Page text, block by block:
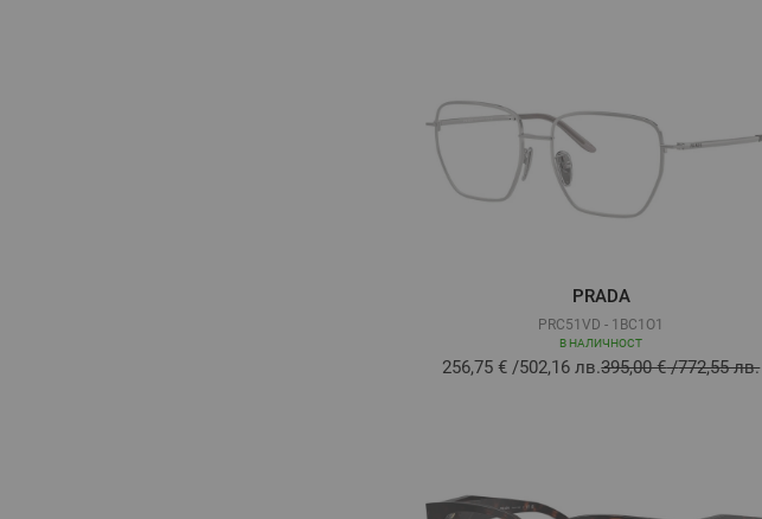
PRADA
PRC51VD - 1BC1O1
В НАЛИЧНОСТ
256,75 € /502,16 лв.395,00 €/772,55 лв.